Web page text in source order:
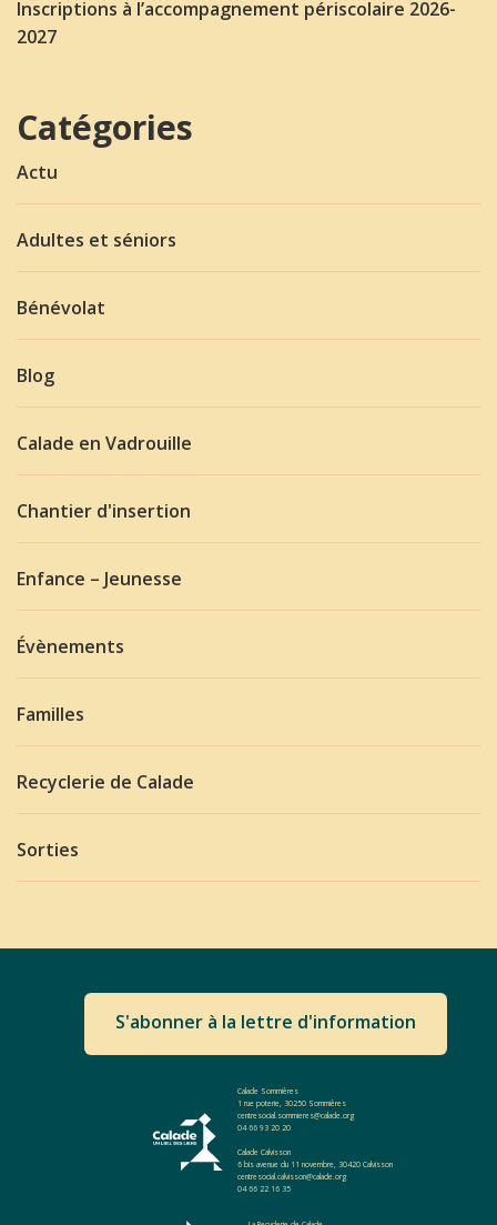
Inscriptions à l’accompagnement périscolaire 2026-
2027
Catégories
Actu
Adultes et séniors
Bénévolat
Blog
Calade en Vadrouille
Chantier d'insertion
Enfance – Jeunesse
Évènements
Familles
Recyclerie de Calade
Sorties
S'abonner à la lettre d'information
Calade Sommières
1 rue poterie, 30250 Sommières
centresocial.sommieres@calade.org
04 66 93 20 20
Calade Calvisson
6 bis avenue du 11 novembre, 30420 Calvisson
centresocial.calvisson@calade.org
04 66 22 16 35